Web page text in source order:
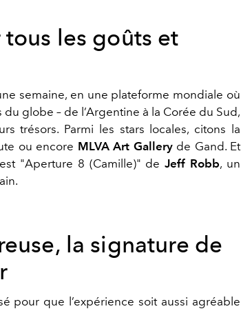
les goûts et
semaine, en une plateforme mondiale où
globe – de l’Argentine à la Corée du Sud,
trésors. Parmi les stars locales, citons la
ou encore MLVA Art Gallery de Gand. Et
"Aperture 8 (Camille)" deJeff Robb, un
la signature de
pour que l’expérience soit aussi agréable